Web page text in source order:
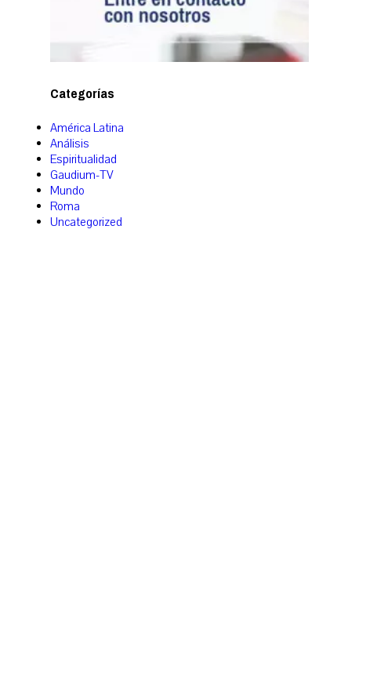
Categorías
América Latina
Análisis
Espiritualidad
Gaudium-TV
Mundo
Roma
Uncategorized